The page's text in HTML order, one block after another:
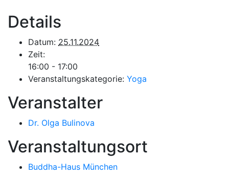
Details
Datum: 25.11.2024
Zeit:
16:00 - 17:00
Veranstaltungskategorie: Yoga
Veranstalter
Dr. Olga Bulinova
Veranstaltungsort
Buddha-Haus München